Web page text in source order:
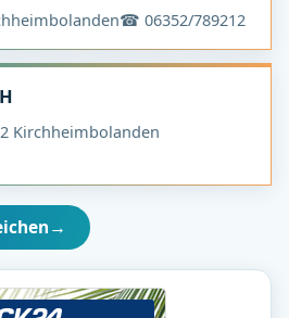
☎ 06352/789212
Kirchheimbolanden
→